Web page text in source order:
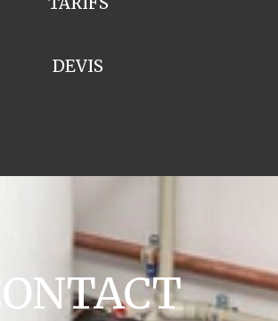
DEVIS
CONTACT